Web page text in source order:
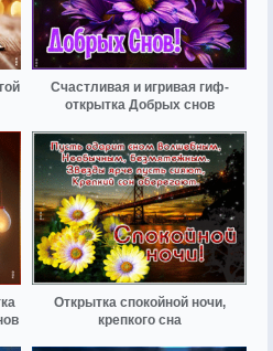
Счастливая и игривая гиф-
открытка Добрых снов
Открытка спокойной ночи,
крепкого сна